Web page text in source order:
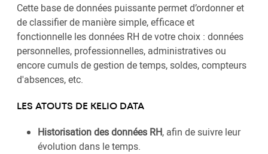
Cette base de données puissante permet d’ordonner et
de classifier de manière simple, efficace et
fonctionnelle les données RH de votre choix : données
personnelles, professionnelles, administratives ou
encore cumuls de gestion de temps, soldes, compteurs
d'absences, etc.
LES ATOUTS DE KELIO DATA
Historisation des données RH, afin de suivre leur
évolution dans le temps.